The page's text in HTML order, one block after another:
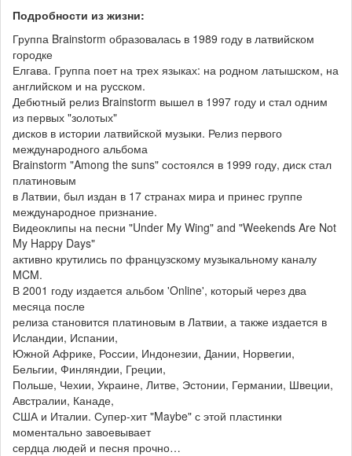
Подробности из жизни:
Группа Brainstorm образовалась в 1989 году в латвийском
городке
Елгава. Группа поет на трех языках: на родном латышском, на
английском и на русском.
Дебютный релиз Brainstorm вышел в 1997 году и стал одним
из первых "золотых"
дисков в истории латвийской музыки. Релиз первого
международного альбома
Brainstorm "Among the suns" состоялся в 1999 году, диск стал
платиновым
в Латвии, был издан в 17 странах мира и принес группе
международное признание.
Видеоклипы на песни "Under My Wing" and "Weekends Are Not
My Happy Days"
активно крутились по французскому музыкальному каналу
MCM.
В 2001 году издается альбом 'Online', который через два
месяца после
релиза становится платиновым в Латвии, а также издается в
Исландии, Испании,
Южной Африке, России, Индонезии, Дании, Норвегии,
Бельгии, Финляндии, Греции,
Польше, Чехии, Украине, Литве, Эстонии, Германии, Швеции,
Австралии, Канаде,
США и Италии. Супер-хит "Maybe" с этой пластинки
моментально завоевывает
сердца людей и песня прочно…